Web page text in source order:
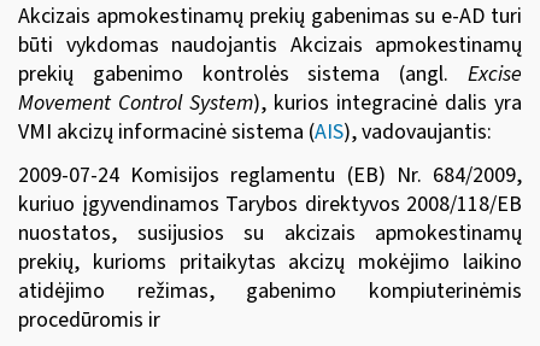
Akcizais apmokestinamų prekių gabenimas su e-AD turi
būti vykdomas naudojantis Akcizais apmokestinamų
prekių gabenimo kontrolės sistema (angl. Excise
Movement Control System), kurios integracinė dalis yra
VMI akcizų informacinė sistema (AIS), vadovaujantis:
2009-07-24 Komisijos reglamentu (EB) Nr. 684/2009,
kuriuo įgyvendinamos Tarybos direktyvos 2008/118/EB
nuostatos, susijusios su akcizais apmokestinamų
prekių, kurioms pritaikytas akcizų mokėjimo laikino
atidėjimo režimas, gabenimo kompiuterinėmis
procedūromis ir